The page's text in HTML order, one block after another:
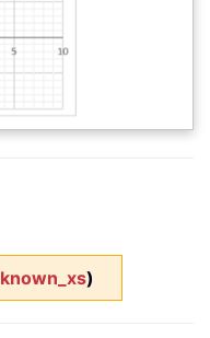
known_xs)